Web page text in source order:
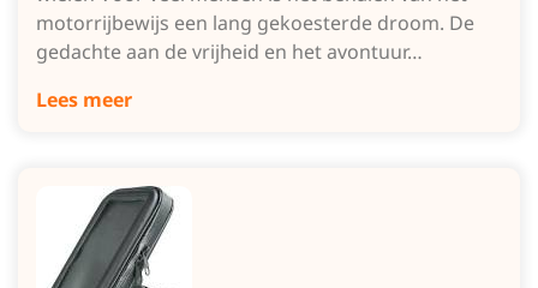
motorrijbewijs een lang gekoesterde droom. De
gedachte aan de vrijheid en het avontuur…
Lees meer